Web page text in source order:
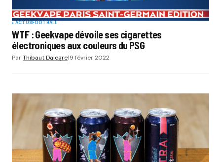
ACTUSFOOTBALL
WTF : Geekvape dévoile ses cigarettes
électroniques aux couleurs du PSG
ParThibaut Dalegre19 février 2022